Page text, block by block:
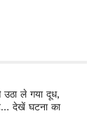
ले गया दूध,
देखें घटना का